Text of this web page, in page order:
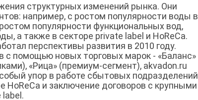
структурных изменений рынка. Они
например, с ростом популярности воды в
популярности функциональных вод,
а также в секторе private label и HoReCa.
перспективы развития в 2010 году.
с помощью новых торговых марок - «Баланс»
«Рица» (премиум-сегмент), akvadon.ru
упор в работе сбытовых подразделений
HoReCa и заключение договоров с крупными